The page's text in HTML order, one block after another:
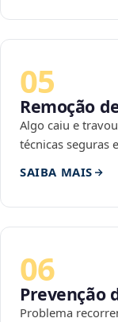
05
Remoção
Algo caiu e
técnicas seguras
SAIBA MAIS
06
Prevenção
Problema